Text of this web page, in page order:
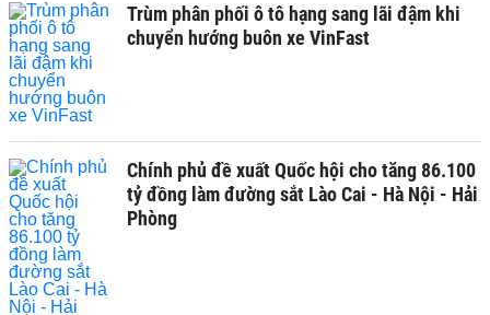
Trùm phân phối ô tô hạng sang lãi đậm khi
chuyển hướng buôn xe VinFast
Chính phủ đề xuất Quốc hội cho tăng 86.100
tỷ đồng làm đường sắt Lào Cai - Hà Nội - Hải
Phòng